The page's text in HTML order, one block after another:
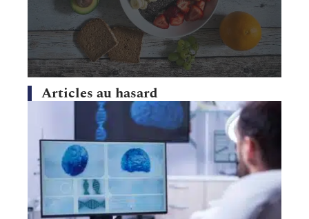
Articles au hasard